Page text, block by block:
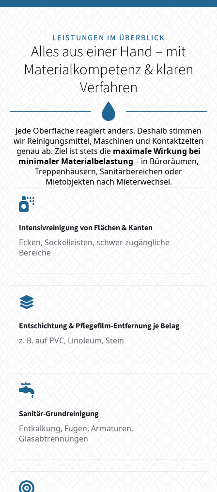
LEISTUNGEN IM ÜBERBLICK
Alles aus einer Hand – mit
Materialkompetenz & klaren
Verfahren
Jede Oberfläche reagiert anders. Deshalb stimmen
wir Reinigungsmittel, Maschinen und Kontaktzeiten
genau ab. Ziel ist stets die maximale Wirkung bei
minimaler Materialbelastung – in Büroräumen,
Treppenhäusern, Sanitärbereichen oder
Mietobjekten nach Mieterwechsel.
Intensivreinigung von Flächen & Kanten
Ecken, Sockelleisten, schwer zugängliche
Bereiche
Entschichtung & Pflegefilm-Entfernung je Belag
z. B. auf PVC, Linoleum, Stein
Sanitär-Grundreinigung
Entkalkung, Fugen, Armaturen,
Glasabtrennungen